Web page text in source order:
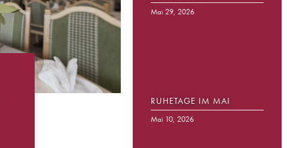
Mai 29, 2026
RUHETAGE IM MAI
Mai 10, 2026